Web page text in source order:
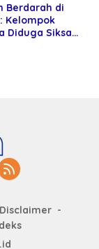
Berdarah di
Kelompok
Diduga Siksa
Disclaimer